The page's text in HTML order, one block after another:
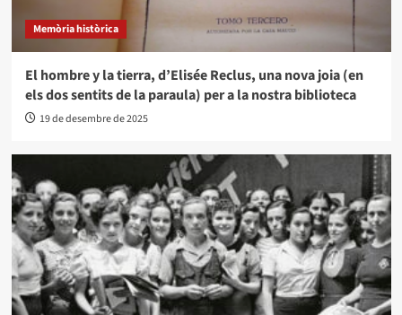
Memòria històrica
El hombre y la tierra, d’Elisée Reclus, una nova joia (en
els dos sentits de la paraula) per a la nostra biblioteca
19 de desembre de 2025